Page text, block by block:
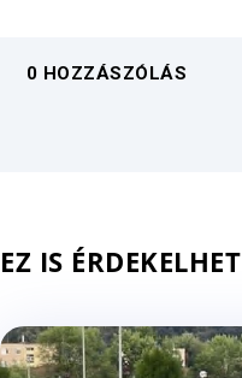
0 HOZZÁSZÓLÁS
EZ IS ÉRDEKELHET